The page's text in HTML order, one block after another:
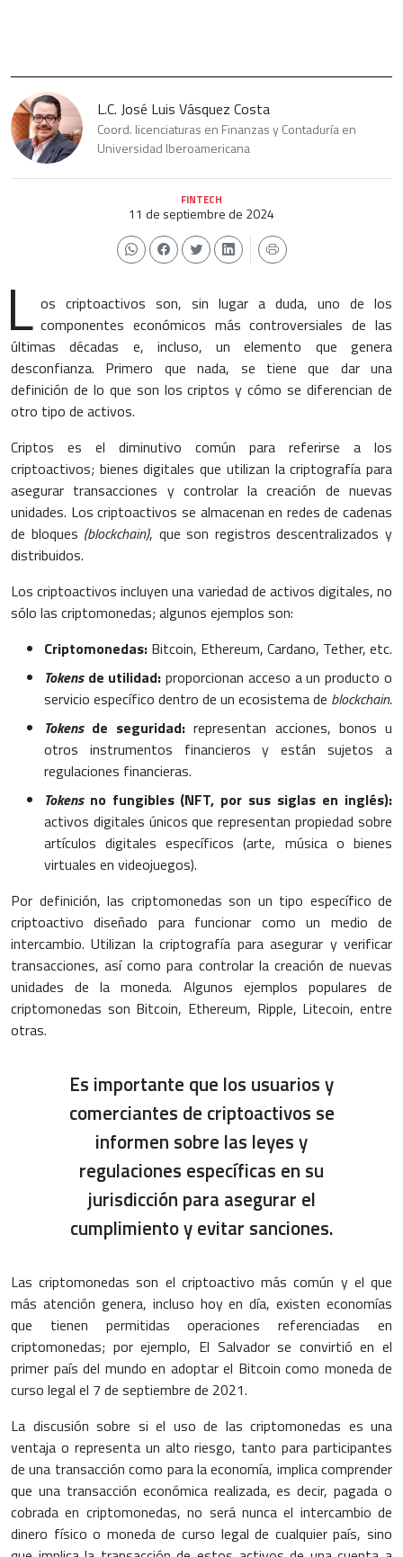
L.C. José Luis Vásquez Costa
Coord. licenciaturas en Finanzas y Contaduría en
Universidad Iberoamericana
FINTECH
11 de septiembre de 2024
L os criptoactivos son, sin lugar a duda, uno de los
componentes económicos más controversiales de las
últimas décadas e, incluso, un elemento que genera
desconfianza. Primero que nada, se tiene que dar una
definición de lo que son los criptos y cómo se diferencian de
otro tipo de activos.
Criptos es el diminutivo común para referirse a los
criptoactivos; bienes digitales que utilizan la criptografía para
asegurar transacciones y controlar la creación de nuevas
unidades. Los criptoactivos se almacenan en redes de cadenas
de bloques (blockchain), que son registros descentralizados y
distribuidos.
Los criptoactivos incluyen una variedad de activos digitales, no
sólo las criptomonedas; algunos ejemplos son:
Criptomonedas: Bitcoin, Ethereum, Cardano, Tether, etc.
Tokensde utilidad:proporcionan acceso a un producto o
servicio específico dentro de un ecosistema de blockchain.
Tokensde seguridad:representan acciones, bonos u
otros instrumentos financieros y están sujetos a
regulaciones financieras.
Tokensno fungibles (NFT, por sus siglas en inglés):
activos digitales únicos que representan propiedad sobre
artículos digitales específicos (arte, música o bienes
virtuales en videojuegos).
Por definición, las criptomonedas son un tipo específico de
criptoactivo diseñado para funcionar como un medio de
intercambio. Utilizan la criptografía para asegurar y verificar
transacciones, así como para controlar la creación de nuevas
unidades de la moneda. Algunos ejemplos populares de
criptomonedas son Bitcoin, Ethereum, Ripple, Litecoin, entre
otras.
Es importante que los usuarios y
comerciantes de criptoactivos se
informen sobre las leyes y
regulaciones específicas en su
jurisdicción para asegurar el
cumplimiento y evitar sanciones.
Las criptomonedas son el criptoactivo más común y el que
más atención genera, incluso hoy en día, existen economías
que tienen permitidas operaciones referenciadas en
criptomonedas; por ejemplo, El Salvador se convirtió en el
primer país del mundo en adoptar el Bitcoin como moneda de
curso legal el 7 de septiembre de 2021.
La discusión sobre si el uso de las criptomonedas es una
ventaja o representa un alto riesgo, tanto para participantes
de una transacción como para la economía, implica comprender
que una transacción económica realizada, es decir, pagada o
cobrada en criptomonedas, no será nunca el intercambio de
dinero físico o moneda de curso legal de cualquier país, sino